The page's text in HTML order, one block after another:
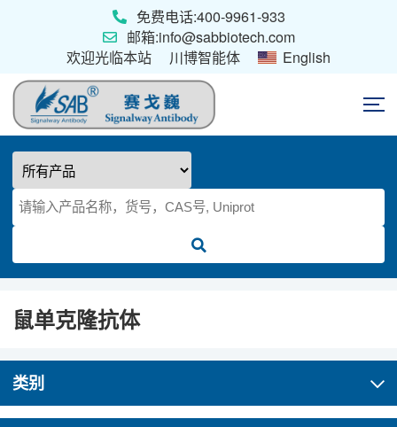
免费电话:400-9961-933
邮箱:info@sabbiotech.com
欢迎光临本站
川博智能体 English
首页
ELISA试剂盒
重组蛋白
鼠单克隆抗体
类别